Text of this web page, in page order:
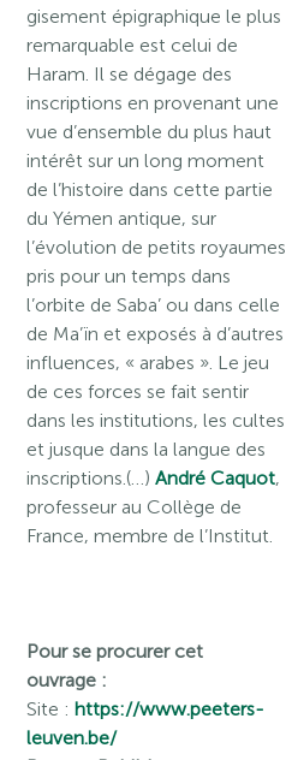
gisement épigraphique le plus
remarquable est celui de
Haram. Il se dégage des
inscriptions en provenant une
vue d’ensemble du plus haut
intérêt sur un long moment
de l’histoire dans cette partie
du Yémen antique, sur
l’évolution de petits royaumes
pris pour un temps dans
l’orbite de Saba’ ou dans celle
de Ma’ïn et exposés à d’autres
influences, « arabes ». Le jeu
de ces forces se fait sentir
dans les institutions, les cultes
et jusque dans la langue des
inscriptions.(…)André Caquot,
professeur au Collège de
France, membre de l’Institut.
Pour se procurer cet
ouvrage :
Site :https://www.peeters-
leuven.be/